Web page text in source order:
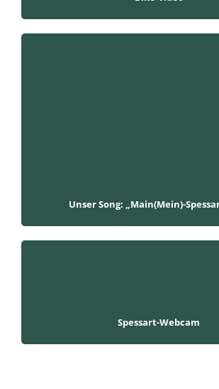
Unser Song: „Main(Mein)-
Spessart-Webcam